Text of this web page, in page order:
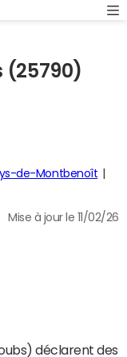
(25790)
de-Montbenoît
Mise à jour le 11/02/26
déclarent des